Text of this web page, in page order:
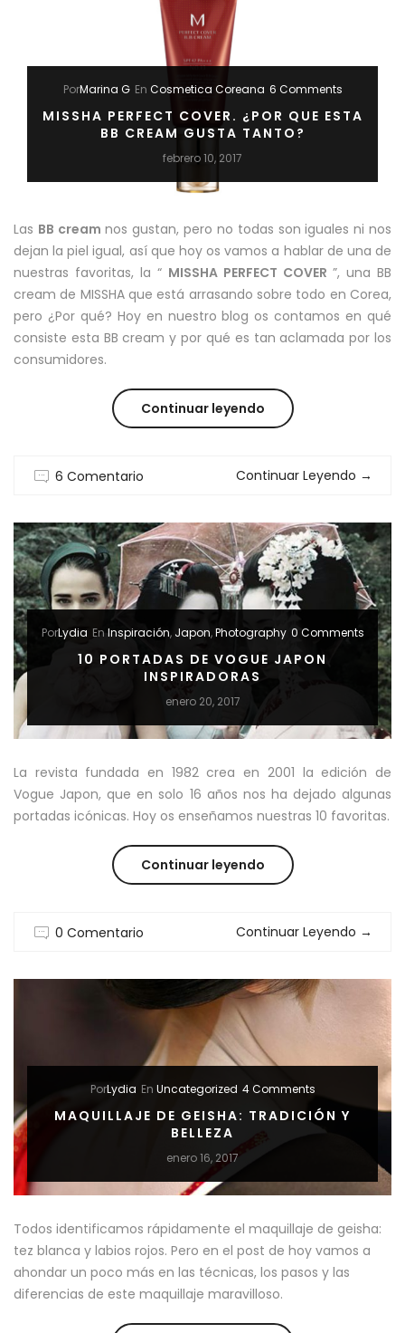
PARA
PIELES
PorMarina G En Cosmetica Coreana 6 Comments
MISSHA PERFECT COVER. ¿POR QUE ESTA
BB CREAM GUSTA TANTO?
febrero 10, 2017
Las BB cream nos gustan, pero no todas son iguales ni nos
dejan la piel igual, así que hoy os vamos a hablar de una de
nuestras favoritas, la “ MISSHA PERFECT COVER ”, una BB
cream de MISSHA que está arrasando sobre todo en Corea,
pero ¿Por qué? Hoy en nuestro blog os contamos en qué
consiste esta BB cream y por qué es tan aclamada por los
consumidores.
Continuar leyendo“MISSHA
COVER.
QUE
ESTA
BB
CREAM
TANTO?”
6 Comentario Continuar Leyendo →
PorLydia En Inspiración, Japon,Photography 0 Comments
10 PORTADAS DE VOGUE JAPON
INSPIRADORAS
enero 20, 2017
La revista fundada en 1982 crea en 2001 la edición de
Vogue Japon, que en solo 16 años nos ha dejado algunas
portadas icónicas. Hoy os enseñamos nuestras 10 favoritas.
Continuar leyendo“10
DE
JAPON
INSPIRADORAS”
0 Comentario Continuar Leyendo →
PorLydia En Uncategorized 4 Comments
MAQUILLAJE DE GEISHA: TRADICIÓN Y
BELLEZA
enero 16, 2017
Todos identificamos rápidamente el maquillaje de geisha:
tez blanca y labios rojos. Pero en el post de hoy vamos a
ahondar un poco más en las técnicas, los pasos y las
diferencias de este maquillaje maravilloso.